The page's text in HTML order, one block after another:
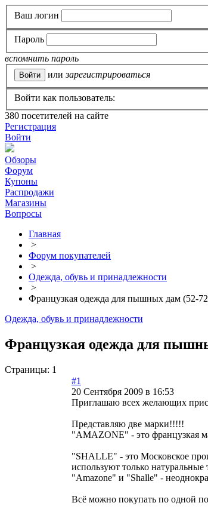
Ваш логин
Пароль
вспомнить пароль
или зарегистрироваться
Войти как пользователь:
380 посетителей на сайте
Регистрация
Войти
Обзоры
Форум
Купоны
Распродажи
Магазины
Вопросы
Главная
>
Форум покупателей
>
Одежда, обувь и принадлежности
>
Французкая одежда для пышных дам (52-
Одежда, обувь и принадлежности
Французкая одежда для
Страницы: 1
#1
20 Сентября 2009 в 16:53
Приглашаю всех желающих
Представляю две марки!!!!!
"AMAZONE" - это французкая
"SHALLE" - это Московское
используют только
"Amazone" и "Shalle" -
Всё можно покупать по одной